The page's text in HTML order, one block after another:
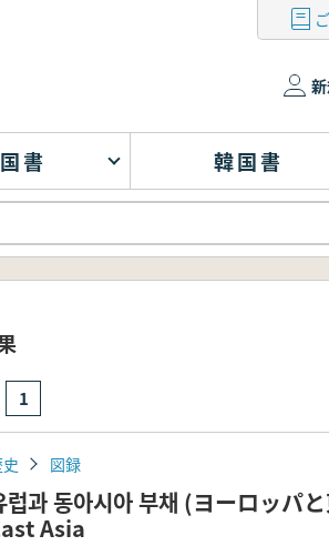
書 韓国書
1
図録
럽과 동아시아 부채 (ヨーロッ
Asia